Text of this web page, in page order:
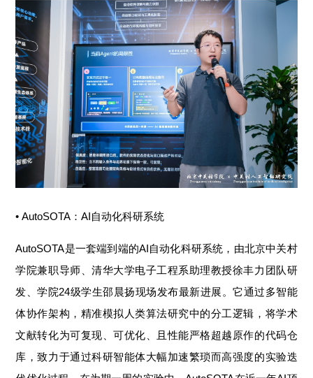
• AutoSOTA：AI自动化科研系统
AutoSOTA是一套端到端的AI自动化科研系统，由北京中关村
学院兼职导师、清华大学电子工程系助理教授徐丰力团队研
发、学院24级学生邵晨扬现场发布最新进展。它通过多智能
体协作架构，精准模拟人类算法研究中的分工逻辑，将学术
文献转化为可复现、可优化、且性能严格超越原作的代码仓
库，致力于通过科研智能体大幅加速繁琐而高强度的实验迭